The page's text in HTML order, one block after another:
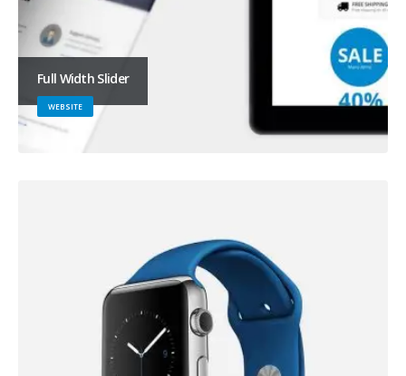
Full Width Slider
WEBSITE